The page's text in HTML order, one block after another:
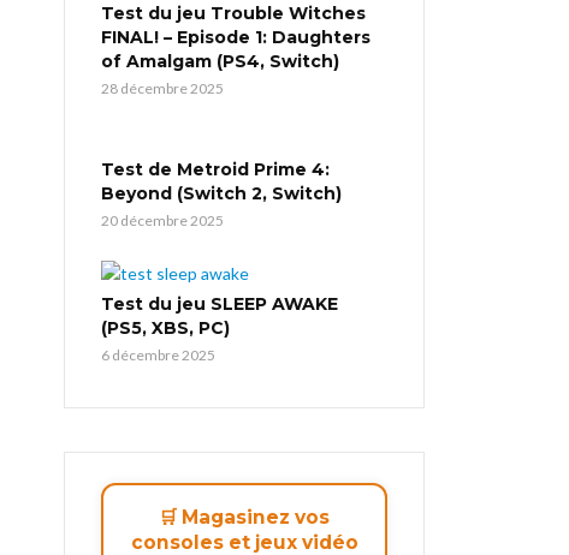
Test du jeu Trouble Witches
FINAL! – Episode 1: Daughters
of Amalgam (PS4, Switch)
28 décembre 2025
Test de Metroid Prime 4:
Beyond (Switch 2, Switch)
20 décembre 2025
Test du jeu SLEEP AWAKE
(PS5, XBS, PC)
6 décembre 2025
🛒 Magasinez vos
consoles et jeux vidéo